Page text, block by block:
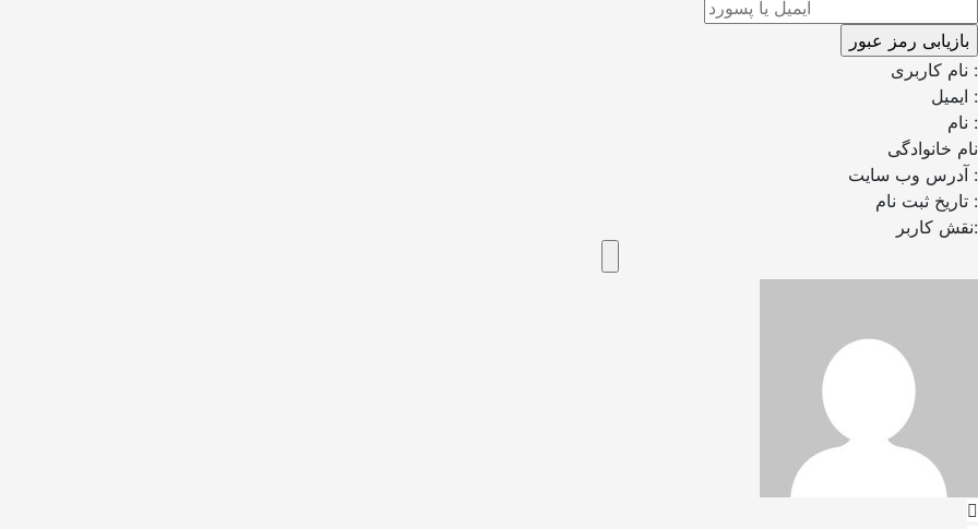
نام کاربری :
ایمیل :
نام :
نام خانوادگی
آدرس وب سایت :
تاریخ ثبت نام :
نقش کاربر: